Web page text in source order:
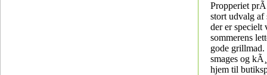
Propperiet
stort udvalg af
der er specielt
sommerens
gode
smages og
hjem til